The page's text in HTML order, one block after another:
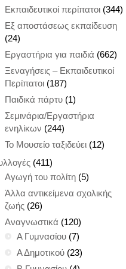
Εκπαιδευτικοί περίπατοι (344)
Εξ αποστάσεως εκπαίδευση
(24)
Εργαστήρια για παιδιά (662)
Ξεναγήσεις – Εκπαιδευτικοί
Περίπατοι (187)
Παιδικά πάρτυ (1)
Σεμινάρια/Εργαστήρια
ενηλίκων (244)
Το Μουσείο ταξιδεύει (12)
(411)
Αγωγή του πολίτη (5)
Άλλα αντικείμενα σχολικής
ζωής (26)
Αναγνωστικά (120)
Α Γυμνασίου (7)
Α Δημοτικού (23)